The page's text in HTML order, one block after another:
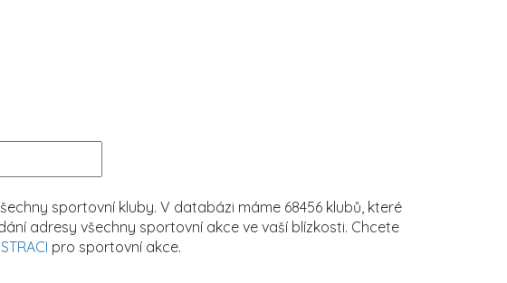
sportovní kluby. V databázi máme 68456 klubů, které
adresy všechny sportovní akce ve vaší blízkosti. Chcete
pro sportovní akce.